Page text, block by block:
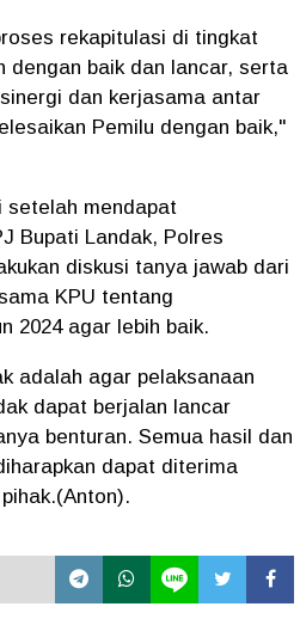
rekapitulasi di tingkat
dengan baik dan lancar, serta
dan kerjasama antar
Pemilu dengan baik,"
setelah mendapat
Bupati Landak, Polres
diskusi tanya jawab dari
KPU tentang
2024 agar lebih baik.
adalah agar pelaksanaan
dapat berjalan lancar
benturan. Semua hasil dan
dapat diterima